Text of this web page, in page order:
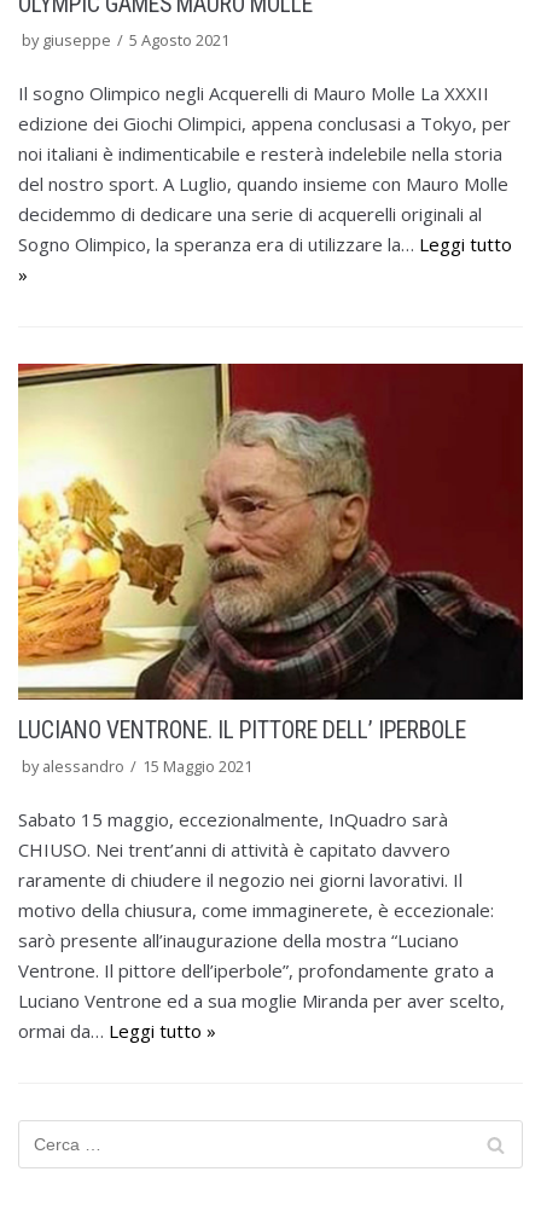
by giuseppe 5 Agosto 2021
Il sogno Olimpico negli Acquerelli di Mauro Molle La XXXII
edizione dei Giochi Olimpici, appena conclusasi a Tokyo, per
noi italiani è indimenticabile e resterà indelebile nella storia
del nostro sport. A Luglio, quando insieme con Mauro Molle
decidemmo di dedicare una serie di acquerelli originali al
Sogno Olimpico, la speranza era di utilizzare la… Leggi tutto
»
LUCIANO VENTRONE. IL PITTORE DELL’ IPERBOLE
byalessandro 15 Maggio 2021
Sabato 15 maggio, eccezionalmente, InQuadro sarà
CHIUSO. Nei trent’anni di attività è capitato davvero
raramente di chiudere il negozio nei giorni lavorativi. Il
motivo della chiusura, come immaginerete, è eccezionale:
sarò presente all’inaugurazione della mostra “Luciano
Ventrone. Il pittore dell’iperbole”, profondamente grato a
Luciano Ventrone ed a sua moglie Miranda per aver scelto,
ormai da… Leggi tutto »